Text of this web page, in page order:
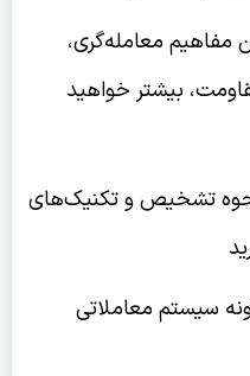
مفاهیم معامله‌گری،
بیشتر خواهید
تشخیص و تکنیک‌های
سیستم معاملاتی